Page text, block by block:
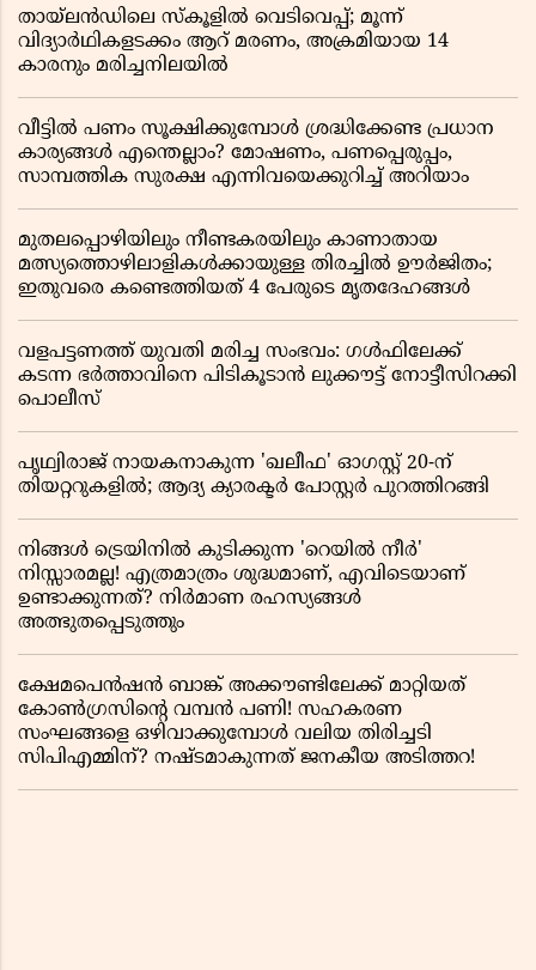
തായ്‌ലൻഡിലെ സ്‌കൂളിൽ വെടിവെപ്പ്; മൂന്ന്
വിദ്യാർഥികളടക്കം ആറ് മരണം, അക്രമിയായ 14
കാരനും മരിച്ചനിലയിൽ
വീട്ടിൽ പണം സൂക്ഷിക്കുമ്പോൾ ശ്രദ്ധിക്കേണ്ട പ്രധാന
കാര്യങ്ങൾ എന്തെല്ലാം? മോഷണം, പണപ്പെരുപ്പം,
സാമ്പത്തിക സുരക്ഷ എന്നിവയെക്കുറിച്ച് അറിയാം
മുതലപ്പൊഴിയിലും നീണ്ടകരയിലും കാണാതായ
മത്സ്യത്തൊഴിലാളികൾക്കായുള്ള തിരച്ചിൽ ഊർജിതം;
ഇതുവരെ കണ്ടെത്തിയത് 4 പേരുടെ മൃതദേഹങ്ങൾ
വളപട്ടണത്ത് യുവതി മരിച്ച സംഭവം: ഗൾഫിലേക്ക്
കടന്ന ഭർത്താവിനെ പിടികൂടാൻ ലുക്കൗട്ട് നോട്ടീസിറക്കി
പൊലീസ്
പൃഥ്വിരാജ് നായകനാകുന്ന 'ഖലീഫ' ഓഗസ്റ്റ് 20-ന്
തിയറ്ററുകളിൽ; ആദ്യ ക്യാരക്ടർ പോസ്റ്റർ പുറത്തിറങ്ങി
നിങ്ങൾ ട്രെയിനിൽ കുടിക്കുന്ന 'റെയിൽ നീർ'
നിസ്സാരമല്ല! എത്രമാത്രം ശുദ്ധമാണ്, എവിടെയാണ്
ഉണ്ടാക്കുന്നത്? നിർമാണ രഹസ്യങ്ങൾ
അത്ഭുതപ്പെടുത്തും
ക്ഷേമപെൻഷൻ ബാങ്ക് അക്കൗണ്ടിലേക്ക് മാറ്റിയത്
കോൺഗ്രസിന്റെ വമ്പൻ പണി! സഹകരണ
സംഘങ്ങളെ ഒഴിവാക്കുമ്പോൾ വലിയ തിരിച്ചടി
സിപിഎമ്മിന്? നഷ്ടമാകുന്നത് ജനകീയ അടിത്തറ!